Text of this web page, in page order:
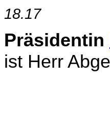
18.17
Präsidentin
ist Herr